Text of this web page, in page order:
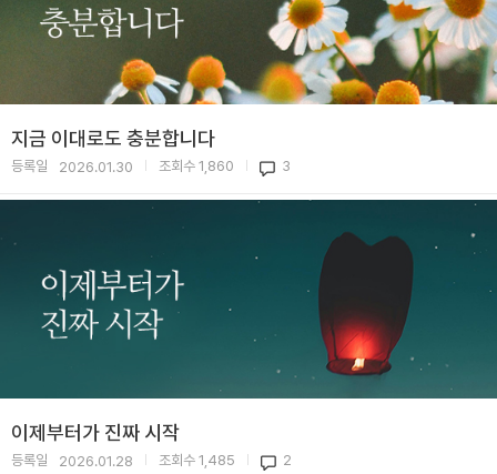
지금 이대로도 충분합니다
등록일 2026.01.30 조회수 1,860 3
이제부터가 진짜 시작
등록일 2026.01.28 조회수 1,485 2